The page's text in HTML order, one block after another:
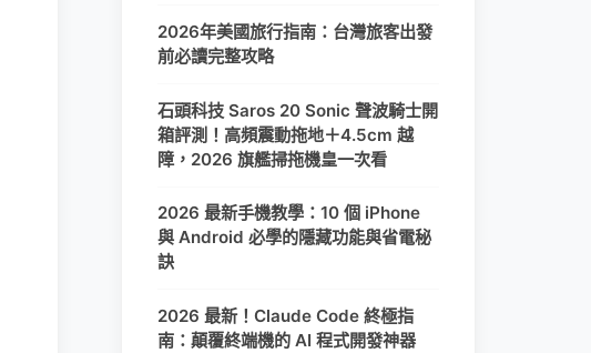
2026年美國旅行指南：台灣旅客出發
前必讀完整攻略
石頭科技 Saros 20 Sonic 聲波騎士開
箱評測！高頻震動拖地＋4.5cm 越
障，2026 旗艦掃拖機皇一次看
2026 最新手機教學：10 個 iPhone
與 Android 必學的隱藏功能與省電秘
訣
2026 最新！Claude Code 終極指
南：顛覆終端機的 AI 程式開發神器